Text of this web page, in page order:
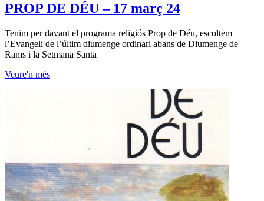
PROP DE DÉU – 17 març 24
Tenim per davant el programa religiós Prop de Déu, escoltem
l’Evangeli de l’últim diumenge ordinari abans de Diumenge de
Rams i la Setmana Santa
Veure'n més